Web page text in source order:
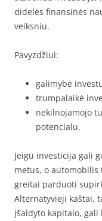
didelės finansinės
veiksniu.
Pavyzdžiui:
galimybė
trumpalaikė
nekilnojamojo
potencialu.
Jeigu investicija gali
metus, o
greitai parduoti
Alternatyvieji kaštai,
įšaldyto kapitalo,